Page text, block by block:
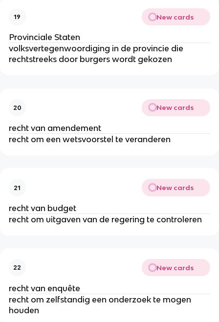
19 New cards
Provinciale Staten
volksvertegenwoordiging in de provincie die
rechtstreeks door burgers wordt gekozen
20 New cards
recht van amendement
recht om een wetsvoorstel te veranderen
21 New cards
recht van budget
recht om uitgaven van de regering te controleren
22 New cards
recht van enquête
recht om zelfstandig een onderzoek te mogen
houden